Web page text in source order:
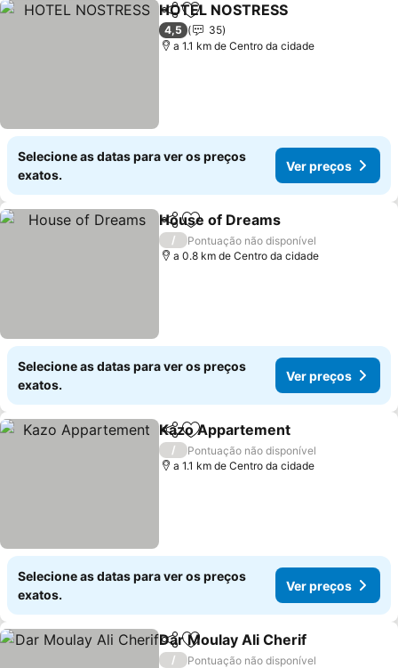
PartilharAdicionar aos favoritos
HOTEL NOSTRESS
4,5
35
a 1.1 km de Centro da cidade
Selecione as datas para ver os preços
exatos.
Ver preços
PartilharAdicionar aos favoritos
House of Dreams
/
Pontuação não disponível
a 0.8 km de Centro da cidade
Selecione as datas para ver os preços
exatos.
Ver preços
PartilharAdicionar aos favoritos
Kazo Appartement
/
Pontuação não disponível
a 1.1 km de Centro da cidade
Selecione as datas para ver os preços
exatos.
Ver preços
PartilharAdicionar aos favoritos
Dar Moulay Ali Cherif
/
Pontuação não disponível